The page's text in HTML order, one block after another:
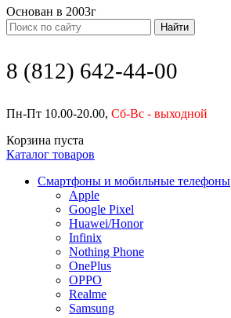
Основан в 2003г
Найти
8 (812) 642-44-00
Пн-Пт 10.00-20.00, Сб-Вс - выходной
Корзина пуста
Каталог товаров
Смартфоны и мобильные телефоны
Apple
Google Pixel
Huawei/Honor
Infinix
Nothing Phone
OnePlus
OPPO
Realme
Samsung